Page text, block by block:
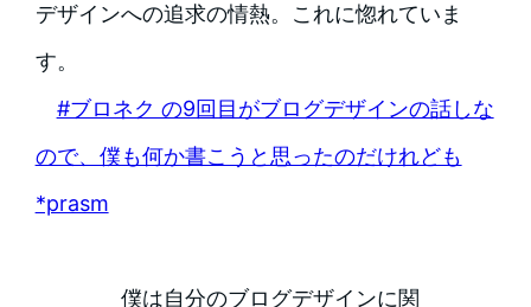
デザインへの追求の情熱。これに惚れていま
す。
#ブロネク の9回目がブログデザインの話しな
ので、僕も何か書こうと思ったのだけれども
*prasm
僕は自分のブログデザインに関